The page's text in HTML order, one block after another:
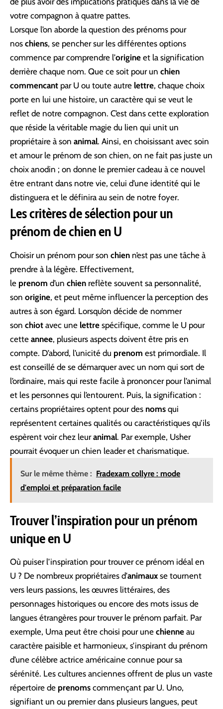
votre compagnon à quatre pattes.
Lorsque l’on aborde la question des prénoms pour
nos chiens, se pencher sur les différentes options
commence par comprendre l’origine et la signification
derrière chaque nom. Que ce soit pour un chien
commencant par U ou toute autre lettre, chaque choix
porte en lui une histoire, un caractère qui se veut le
reflet de notre compagnon. C’est dans cette exploration
que réside la véritable magie du lien qui unit un
propriétaire à son animal. Ainsi, en choisissant avec soin
et amour le prénom de son chien, on ne fait pas juste un
choix anodin ; on donne le premier cadeau à ce nouvel
être entrant dans notre vie, celui d’une identité qui le
distinguera et le définira au sein de notre foyer.
Les critères de sélection pour un
prénom de chien en U
Choisir un prénom pour son chien n’est pas une tâche à
prendre à la légère. Effectivement,
le prenom d’un chien reflète souvent sa personnalité,
son origine, et peut même influencer la perception des
autres à son égard. Lorsqu’on décide de nommer
son chiot avec une lettre spécifique, comme le U pour
cette annee, plusieurs aspects doivent être pris en
compte. D’abord, l’unicité du prenom est primordiale. Il
est conseillé de se démarquer avec un nom qui sort de
l’ordinaire, mais qui reste facile à prononcer pour l’animal
et les personnes qui l’entourent. Puis, la signification :
certains propriétaires optent pour des noms qui
représentent certaines qualités ou caractéristiques qu’ils
espèrent voir chez leuranimal. Par exemple, Usher
pourrait évoquer un chien leader et charismatique.
Sur le même thème : Fradexam collyre : mode
d'emploi et préparation facile
Trouver l’inspiration pour un prénom
unique en U
Où puiser l’inspiration pour trouver ce prénom idéal en
U ? De nombreux propriétaires d’animaux se tournent
vers leurs passions, les œuvres littéraires, des
personnages historiques ou encore des mots issus de
langues étrangères pour trouver le prénom parfait. Par
exemple, Uma peut être choisi pour une chienne au
caractère paisible et harmonieux, s’inspirant du prénom
d’une célèbre actrice américaine connue pour sa
sérénité. Les cultures anciennes offrent de plus un vaste
répertoire de prenoms commençant par U. Uno,
signifiant un ou premier dans plusieurs langues, peut